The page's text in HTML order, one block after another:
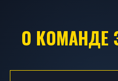
О КОМАНДЕ